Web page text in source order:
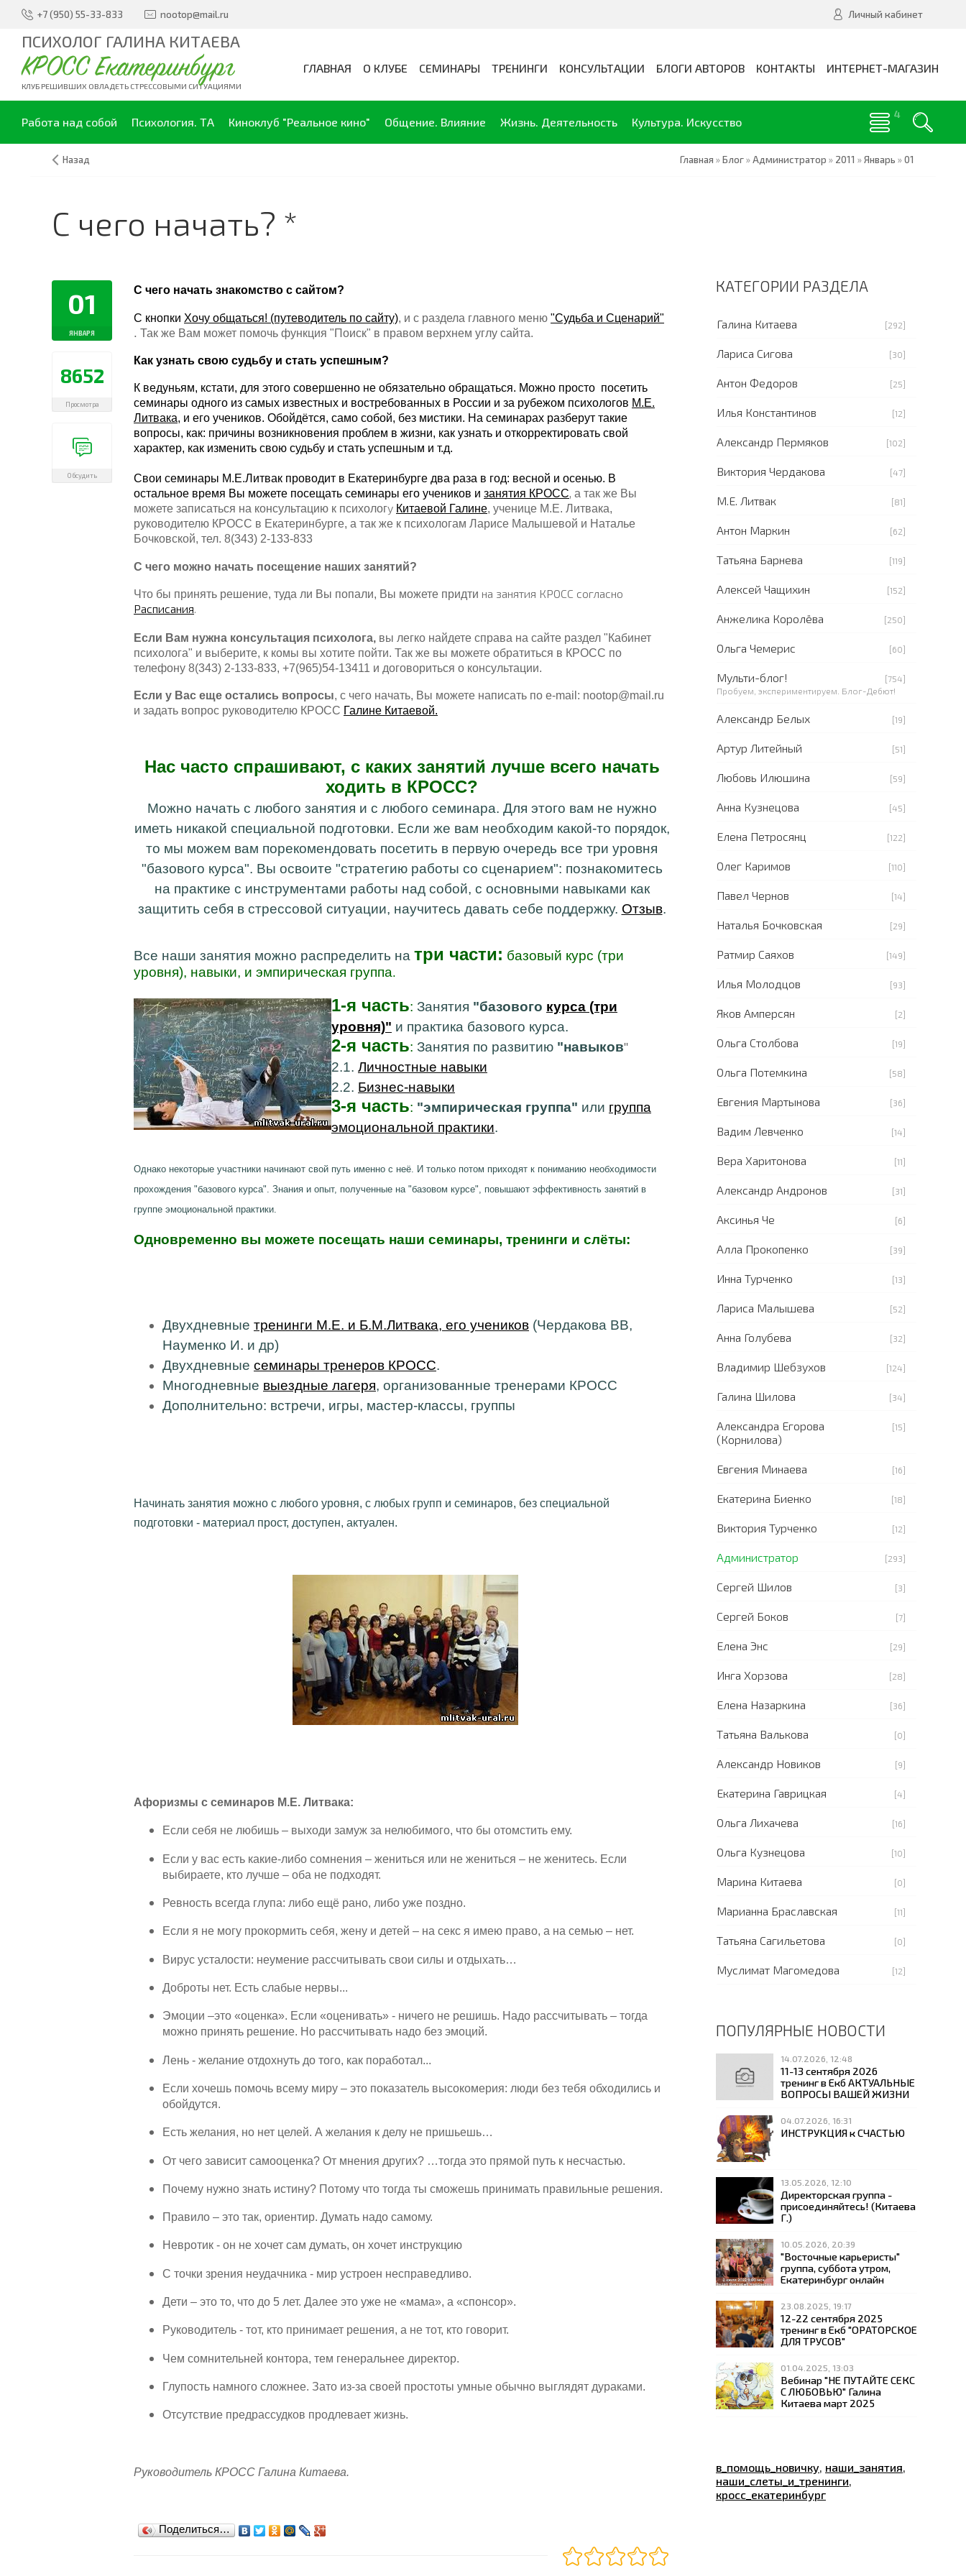
+7 (950) 55-33-833 nootop@mail.ru Личный кабинет
ПСИХОЛОГ ГАЛИНА КИТАЕВА
КРОСС Екатеринбург
КЛУБ РЕШИВШИХ ОВЛАДЕТЬ СТРЕССОВЫМИ СИТУАЦИЯМИ
ГЛАВНАЯ О КЛУБЕ СЕМИНАРЫ ТРЕНИНГИ КОНСУЛЬТАЦИИ БЛОГИ АВТОРОВ КОНТАКТЫ ИНТЕРНЕТ-МАГАЗИН
Работа над собой Психология. ТА Киноклуб "Реальное кино" Общение. Влияние Жизнь. Деятельность Культура. Искусство
Назад Главная »Блог»Администратор » 2011 »Январь »01
С чего начать? *
01
ЯНВАРЯ
8652
Просмотра
Обсудить
С чего начать знакомство с сайтом?
С кнопки Хочу общаться! (путеводитель по сайту), и с раздела главного меню "Судьба и Сценарий"
. Так же Вам может помочь функция "Поиск" в правом верхнем углу сайта.
Как узнать свою судьбу и стать успешным?
К ведуньям, кстати, для этого совершенно не обязательно обращаться. Можно просто посетить
семинары одного из самых известных и востребованных в России и за рубежом психологов М.Е.
Литвака, и его учеников. Обойдётся, само собой, без мистики. На семинарах разберут такие
вопросы, как: причины возникновения проблем в жизни, как узнать и откорректировать свой
характер, как изменить свою судьбу и стать успешным и т.д.
Свои семинары М.Е.Литвак проводит в Екатеринбурге два раза в год: весной и осенью. В
остальное время Вы можете посещать семинары его учеников и занятия КРОСС, а так же Вы
можете записаться на консультацию к психологу Китаевой Галине, ученице М.Е. Литвака,
руководителю КРОСС в Екатеринбурге, а так же к психологам Ларисе Малышевой и Наталье
Бочковской, тел. 8(343) 2-133-833
С чего можно начать посещение наших занятий?
Что бы принять решение, туда ли Вы попали, Вы можете придти на занятия КРОСС согласно
Расписания.
Если Вам нужна консультация психолога, вы легко найдете справа на сайте раздел "Кабинет
психолога" и выберите, к комы вы хотите пойти. Так же вы можете обратиться в КРОСС по
телефону 8(343) 2-133-833, +7(965)54-13411 и договориться о консультации.
Если у Вас еще остались вопросы, с чего начать, Вы можете написать по e-mail: nootop@mail.ru
и задать вопрос руководителю КРОСС Галине Китаевой.
Нас часто спрашивают, с каких занятий лучше всего начать
ходить в КРОСС?
Можно начать с любого занятия и с любого семинара. Для этого вам не нужно
иметь никакой специальной подготовки. Если же вам необходим какой-то порядок,
то мы можем вам порекомендовать посетить в первую очередь все три уровня
"базового курса". Вы освоите "стратегию работы со сценарием": познакомитесь
на практике с инструментами работы над собой, с основными навыками как
защитить себя в стрессовой ситуации, научитесь давать себе поддержку. Отзыв.
Все наши занятия можно распределить на три части: базовый курс (три
уровня), навыки, и эмпирическая группа.
1-я часть: Занятия "базового курса (три
уровня)" и практика базового курса.
2-я часть: Занятия по развитию "навыков"
2.1. Личностные навыки
2.2. Бизнес-навыки
3-я часть: "эмпирическая группа" или группа
эмоциональной практики.
Однако некоторые участники начинают свой путь именно с неё. И только потом приходят к пониманию необходимости
прохождения "базового курса". Знания и опыт, полученные на "базовом курсе", повышают эффективность занятий в
группе эмоциональной практики.
Одновременно вы можете посещать наши семинары, тренинги и слёты:
Двухдневные тренинги М.Е. и Б.М.Литвака, его учеников (Чердакова ВВ,
Науменко И. и др)
Двухдневные семинары тренеров КРОСС.
Многодневные выездные лагеря, организованные тренерами КРОСС
Дополнительно: встречи, игры, мастер-классы, группы
Начинать занятия можно с любого уровня, с любых групп и семинаров, без специальной
подготовки - материал прост, доступен, актуален.
Афоризмы с семинаров М.Е. Литвака:
Если себя не любишь – выходи замуж за нелюбимого, что бы отомстить ему.
Если у вас есть какие-либо сомнения – жениться или не жениться – не женитесь. Если
выбираете, кто лучше – оба не подходят.
Ревность всегда глупа: либо ещё рано, либо уже поздно.
Если я не могу прокормить себя, жену и детей – на секс я имею право, а на семью – нет.
Вирус усталости: неумение рассчитывать свои силы и отдыхать…
Доброты нет. Есть слабые нервы...
Эмоции –это «оценка». Если «оценивать» - ничего не решишь. Надо рассчитывать – тогда
можно принять решение. Но рассчитывать надо без эмоций.
Лень - желание отдохнуть до того, как поработал...
Если хочешь помочь всему миру – это показатель высокомерия: люди без тебя обходились и
обойдутся.
Есть желания, но нет целей. А желания к делу не пришьешь…
От чего зависит самооценка? От мнения других? …тогда это прямой путь к несчастью.
Почему нужно знать истину? Потому что тогда ты сможешь принимать правильные решения.
Правило – это так, ориентир. Думать надо самому.
Невротик - он не хочет сам думать, он хочет инструкцию
С точки зрения неудачника - мир устроен несправедливо.
Дети – это то, что до 5 лет. Далее это уже не «мама», а «спонсор».
Руководитель - тот, кто принимает решения, а не тот, кто говорит.
Чем сомнительней контора, тем генеральнее директор.
Глупость намного сложнее. Зато из-за своей простоты умные обычно выглядят дураками.
Отсутствие предрассудков продлевает жизнь.
Руководитель КРОСС Галина Китаева.
Поделиться…
КАТЕГОРИИ РАЗДЕЛА
Галина Китаева [292]
Лариса Сигова [30]
Антон Федоров [25]
Илья Константинов [12]
Александр Пермяков [102]
Виктория Чердакова [47]
М.Е. Литвак [81]
Антон Маркин [62]
Татьяна Барнева [119]
Алексей Чащихин [152]
Анжелика Королёва [250]
Ольга Чемерис [60]
Мульти-блог!
[754]
Пробуем, экспериментируем. Блог-Дебют!
Александр Белых [19]
Артур Литейный [51]
Любовь Илюшина [59]
Анна Кузнецова [45]
Елена Петросянц [122]
Олег Каримов [110]
Павел Чернов [14]
Наталья Бочковская [29]
Ратмир Саяхов [149]
Илья Молодцов [93]
Яков Амперсян [2]
Ольга Столбова [19]
Ольга Потемкина [58]
Евгения Мартынова [36]
Вадим Левченко [14]
Вера Харитонова [11]
Александр Андронов [31]
Аксинья Че [6]
Алла Прокопенко [39]
Инна Турченко [13]
Лариса Малышева [52]
Анна Голубева [32]
Владимир Шебзухов [124]
Галина Шилова [34]
Александра Егорова
(Корнилова)
[15]
Евгения Минаева [16]
Екатерина Биенко [18]
Виктория Турченко [12]
Администратор [293]
Сергей Шилов [3]
Сергей Боков [7]
Елена Энс [29]
Инга Хорзова [28]
Елена Назаркина [36]
Татьяна Валькова [0]
Александр Новиков [9]
Екатерина Гаврицкая [4]
Ольга Лихачева [16]
Ольга Кузнецова [10]
Марина Китаева [0]
Марианна Браславская [11]
Татьяна Сагильетова [0]
Муслимат Магомедова [12]
ПОПУЛЯРНЫЕ НОВОСТИ
14.07.2026, 12:48
11-13 сентября 2026
тренинг в Екб АКТУАЛЬНЫЕ
ВОПРОСЫ ВАШЕЙ ЖИЗНИ
04.07.2026, 16:31
ИНСТРУКЦИЯ к СЧАСТЬЮ
13.05.2026, 12:10
Директорская группа -
присоединяйтесь! (Китаева
Г.)
10.05.2026, 20:39
"Восточные карьеристы"
группа, суббота утром,
Екатеринбург онлайн
23.08.2025, 19:17
12-22 сентября 2025
тренинг в Екб "ОРАТОРСКОЕ
ДЛЯ ТРУСОВ"
01.04.2025, 13:03
Вебинар "НЕ ПУТАЙТЕ СЕКС
С ЛЮБОВЬЮ" Галина
Китаева март 2025
в_помощь_новичку, наши_занятия,
наши_слеты_и_тренинги,
кросс_екатеринбург